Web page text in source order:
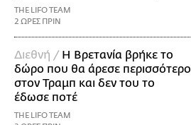
THE LIFO TEAM
2 ΩΡΕΣ ΠΡΙΝ
Διεθνή / Η Βρετανία βρήκε το
δώρο που θα άρεσε περισσότερο
στον Τραμπ και δεν του το
έδωσε ποτέ
THE LIFO TEAM